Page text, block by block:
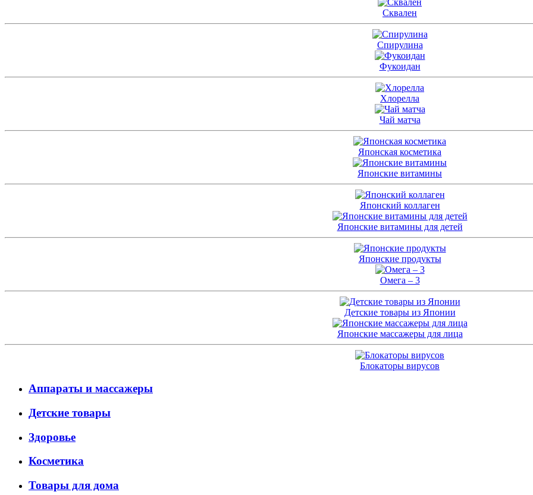
Сквален
Спирулина
Фукоидан
Хлорелла
Чай матча
Японская косметика
Японские витамины
Японский коллаген
Японские витамины для детей
Японские продукты
Омега – 3
Детские товары из Японии
Японские массажеры для лица
Блокаторы вирусов
Аппараты и массажеры
Детские товары
Здоровье
Косметика
Товары для дома